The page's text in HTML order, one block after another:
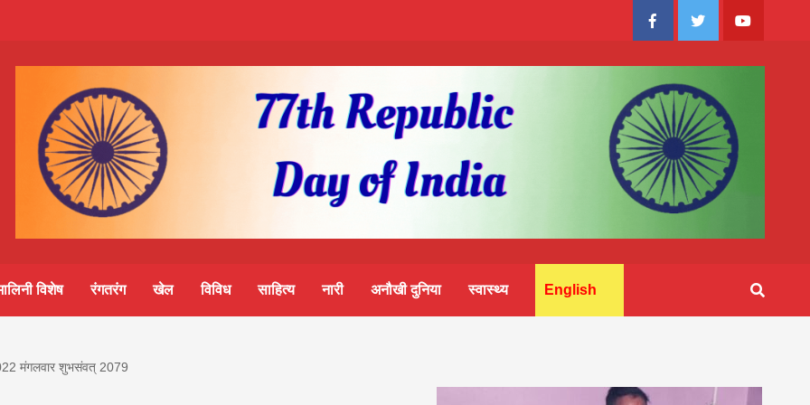
FacebookTwitter Youtube
विशेष रंगतरंग खेल विविध साहित्य नारी अनौखी दुनिया स्वास्थ्य English
मंगलवार शुभसंवत् 2079
शुभसंवत् 2083
2083